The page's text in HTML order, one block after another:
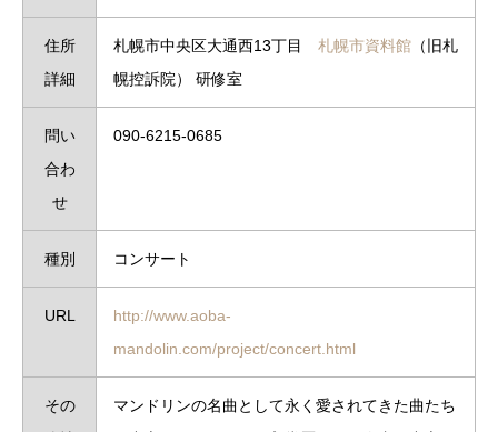
住所
詳細
札幌市中央区大通西13丁目 札幌市資料館 （旧札
幌控訴院） 研修室
問い
合わ
せ
090-6215-0685
種別 コンサート
URL
http://www.aoba-
mandolin.com/project/concert.html
その
マンドリンの名曲として永く愛されてきた曲たち